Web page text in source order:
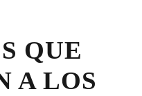
QUE
A LOS